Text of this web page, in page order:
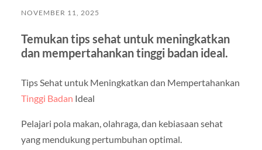
NOVEMBER 11, 2025
Temukan tips sehat untuk meningkatkan
dan mempertahankan tinggi badan ideal.
Tips Sehat untuk Meningkatkan dan Mempertahankan
Tinggi Badan Ideal
Pelajari pola makan, olahraga, dan kebiasaan sehat
yang mendukung pertumbuhan optimal.